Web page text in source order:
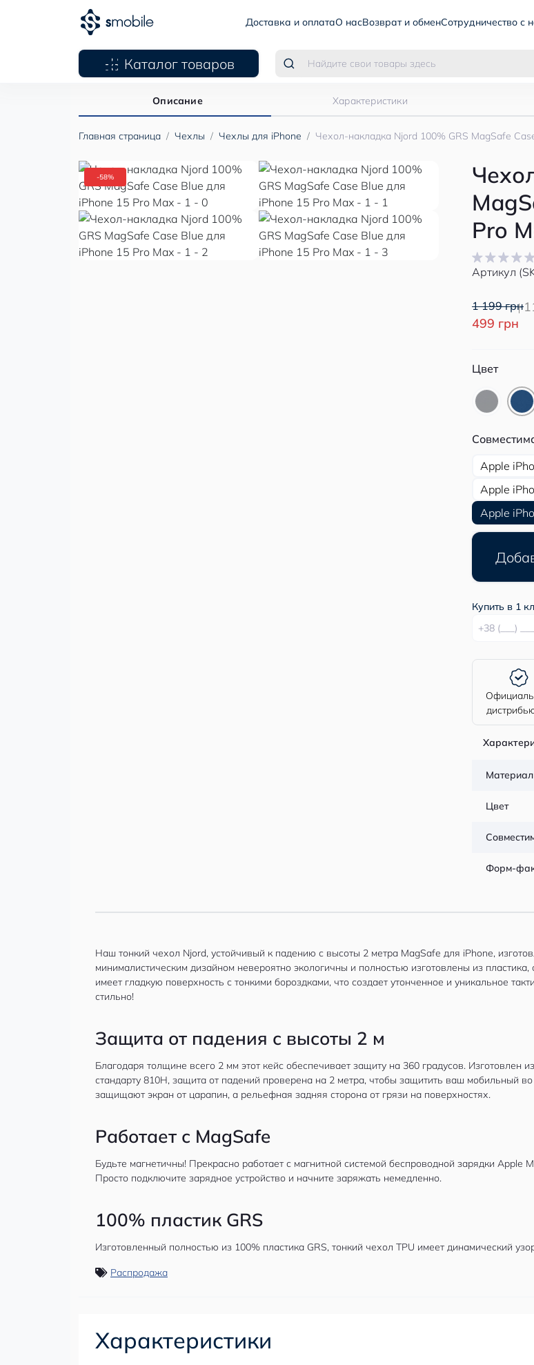
Доставка и оплатаО насВозврат и обменСотрудничество с
Каталог товаров
Главная страница Чехлы Чехлы для iPhone Чехол-накладка Njord 100% GRS MagSafe
Описание Характеристики
-58%
Pro
Артикул
1 199 грн
499 грн
Цвет
Apple
Apple
Apple
Купить в 1
Материал
Цвет
Форм-
Наш тонкий чехол Njord, устойчивый к падению с высоты 2 метра MagSafe для iPhone,
минималистическим дизайном невероятно экологичны и полностью изготовлены из
имеет гладкую поверхность с тонкими бороздками, что создает утонченное и уникальное
стильно!
Защита от падения с высоты 2 м
Благодаря толщине всего 2 мм этот кейс обеспечивает защиту на 360 градусов. Изготовлен
стандарту 810H, защита от падений проверена на 2 метра, чтобы защитить ваш мобильный
защищают экран от царапин, а рельефная задняя сторона от грязи на поверхностях.
Работает с MagSafe
Будьте магнетичны! Прекрасно работает с магнитной системой беспроводной зарядки
Просто подключите зарядное устройство и начните заряжать немедленно.
100% пластик GRS
Изготовленный полностью из 100% пластика GRS, тонкий чехол TPU имеет динамический
Распродажа
Характеристики